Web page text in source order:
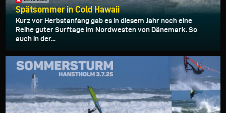
Spätsommer in Cold Hawaii
Kurz vor Herbstanfang gab es in diesem Jahr noch eine
Reihe guter Surftage im Nordwesten von Dänemark. So
auch in der...